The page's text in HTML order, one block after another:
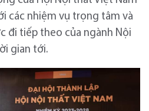
các nhiệm vụ trọng tâm và
đi tiếp theo của ngành Nội
gian tới.